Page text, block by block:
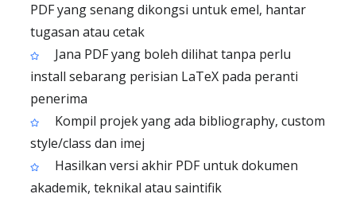
PDF yang senang dikongsi untuk emel, hantar
tugasan atau cetak
Jana PDF yang boleh dilihat tanpa perlu
install sebarang perisian LaTeX pada peranti
penerima
Kompil projek yang ada bibliography, custom
style/class dan imej
Hasilkan versi akhir PDF untuk dokumen
akademik, teknikal atau saintifik